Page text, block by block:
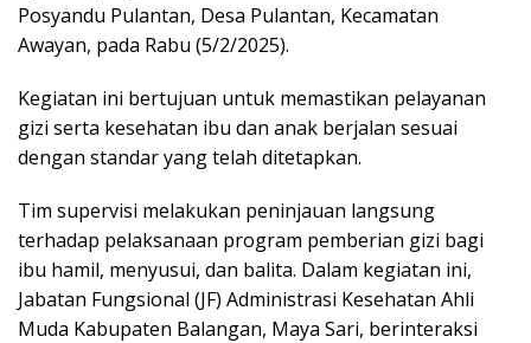
Posyandu Pulantan, Desa Pulantan, Kecamatan
Awayan, pada Rabu (5/2/2025).
Kegiatan ini bertujuan untuk memastikan pelayanan
gizi serta kesehatan ibu dan anak berjalan sesuai
dengan standar yang telah ditetapkan.
Tim supervisi melakukan peninjauan langsung
terhadap pelaksanaan program pemberian gizi bagi
ibu hamil, menyusui, dan balita. Dalam kegiatan ini,
Jabatan Fungsional (JF) Administrasi Kesehatan Ahli
Muda Kabupaten Balangan, Maya Sari, berinteraksi